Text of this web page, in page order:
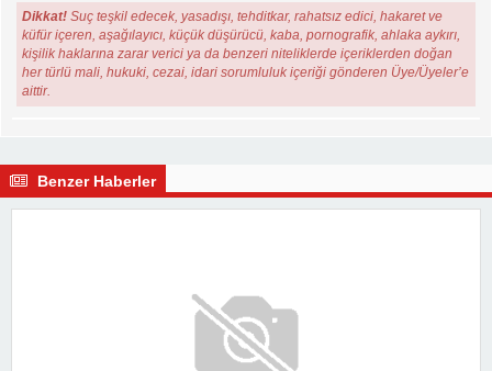
Dikkat! Suç teşkil edecek, yasadışı, tehditkar, rahatsız edici, hakaret ve
küfür içeren, aşağılayıcı, küçük düşürücü, kaba, pornografik, ahlaka aykırı,
kişilik haklarına zarar verici ya da benzeri niteliklerde içeriklerden doğan
her türlü mali, hukuki, cezai, idari sorumluluk içeriği gönderen Üye/Üyeler’e
aittir.
Benzer Haberler